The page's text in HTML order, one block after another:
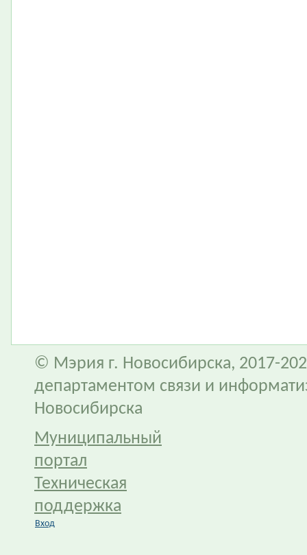
© Мэрия г. Новосибирска, 2017-
департаментом связи и
Новосибирска
Муниципальный
портал
Техническая
поддержка
Вход